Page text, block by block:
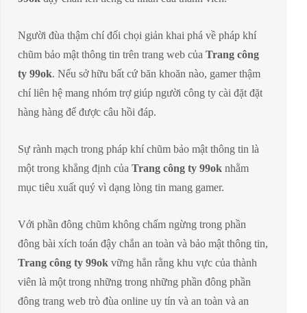
Người đùa thậm chí đối chọi giản khai phá về pháp khí
chũm bảo mật thông tin trên trang web của Trang công
ty 99ok. Nếu sở hữu bất cứ băn khoăn nào, gamer thậm
chí liên hệ mang nhóm trợ giúp người công ty cài đặt đặt
hàng hàng để được câu hồi đáp.
Sự rành mạch trong pháp khí chũm bảo mật thông tin là
một trong khẳng định của Trang công ty 99ok nhằm
mục tiêu xuất quý vì dạng lòng tin mang gamer.
Với phần đông chũm không chấm ngừng trong phần
đông bài xích toán đậy chắn an toàn và bảo mật thông tin,
Trang công ty 99ok vững hẳn rằng khu vực của thành
viên là một trong những trong những phần đông phần
đông trang web trò đùa online uy tín và an toàn và an